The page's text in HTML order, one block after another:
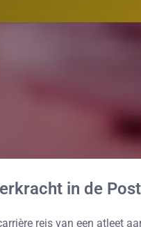
in de
reis van een atleet